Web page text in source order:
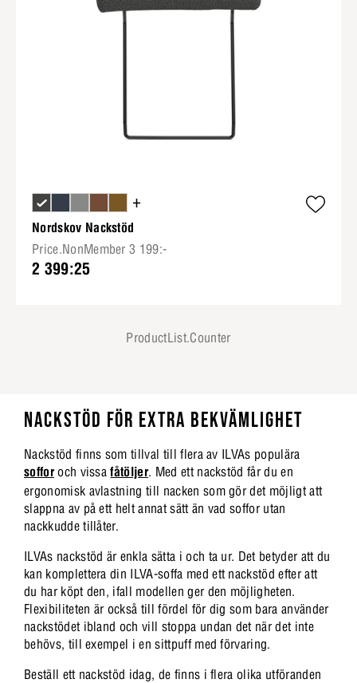
+
Nordskov Nackstöd
Price.NonMember 3 199:-
2 399:25
ProductList.Counter
NACKSTÖD FÖR EXTRA BEKVÄMLIGHET
Nackstöd finns som tillval till flera av ILVAs populära
sofforoch vissafåtöljer. Med ett nackstöd får du en
ergonomisk avlastning till nacken som gör det möjligt att
slappna av på ett helt annat sätt än vad soffor utan
nackkudde tillåter.
ILVAs nackstöd är enkla sätta i och ta ur. Det betyder att du
kan komplettera din ILVA-soffa med ett nackstöd efter att
du har köpt den, ifall modellen ger den möjligheten.
Flexibiliteten är också till fördel för dig som bara använder
nackstödet ibland och vill stoppa undan det när det inte
behövs, till exempel i en sittpuff med förvaring.
Beställ ett nackstöd idag, de finns i flera olika utföranden